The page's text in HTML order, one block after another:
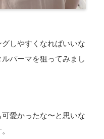
しやすくなればいいな
パーマを狙ってみまし
愛かったな〜と思いな